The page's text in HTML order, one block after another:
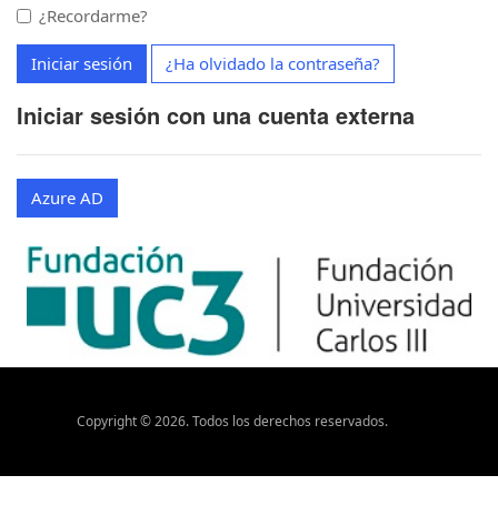
¿Recordarme?
Iniciar sesión ¿Ha olvidado la contraseña?
Iniciar sesión con una cuenta externa
Azure AD
Copyright ©2026. Todos los derechos reservados.